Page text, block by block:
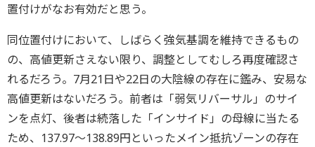
置付けがなお有効だと思う。
同位置付けにおいて、しばらく強気基調を維持できるもの
の、高値更新さえない限り、調整としてむしろ再度確認さ
れるだろう。7月21日や22日の大陰線の存在に鑑み、安易な
高値更新はないだろう。前者は「弱気リバーサル」のサイ
ンを点灯、後者は続落した「インサイド」の母線に当たる
ため、137.97～138.89円といったメイン抵抗ゾーンの存在